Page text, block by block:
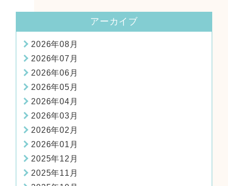
アーカイブ
2026年08月
2026年07月
2026年06月
2026年05月
2026年04月
2026年03月
2026年02月
2026年01月
2025年12月
2025年11月